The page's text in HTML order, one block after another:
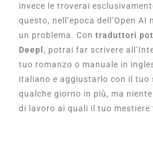
invece le troverai
questo, nell’epoca dell’Open
un problema. Con traduttori
Deepl , potrai far scrivere
tuo romanzo o manuale in
italiano e aggiustarlo con il tuo
qualche giorno in più, ma
di lavoro ai quali il tuo